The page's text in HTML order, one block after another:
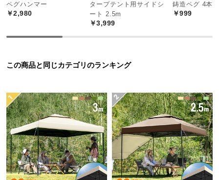
中
型
品
配
つ
い
て
小
型
商
品
ペグハンマー
￥2,980
タープテント用サイドシ
ート 2.5m
￥3,999
鋳造ペグ 4本
￥999
この商品と同じカテゴリのランキング